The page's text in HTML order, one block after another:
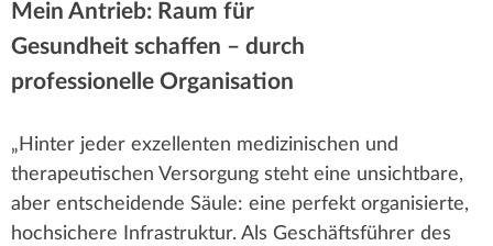
r
k
e
n
k
u
–
Dr.
med.
Meri
Knoll
Mein Antrieb: Raum für
Gesundheit schaffen – durch
professionelle Organisation
„Hinter jeder exzellenten medizinischen und
therapeutischen Versorgung steht eine unsichtbare,
aber entscheidende Säule: eine perfekt organisierte,
hochsichere Infrastruktur. Als Geschäftsführer des